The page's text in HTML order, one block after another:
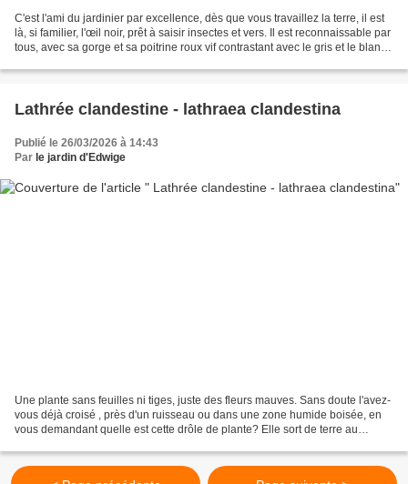
C'est l'ami du jardinier par excellence, dès que vous travaillez la terre, il est
là, si familier, l'œil noir, prêt à saisir insectes et vers. Il est reconnaissable par
tous, avec sa gorge et sa poitrine roux vif contrastant avec le gris et le blanc
Lathrée clandestine - lathraea clandestina
Publié le 26/03/2026 à 14:43
Par le jardin d'Edwige
Une plante sans feuilles ni tiges, juste des fleurs mauves. Sans doute l'avez-
vous déjà croisé , près d'un ruisseau ou dans une zone humide boisée, en
vous demandant quelle est cette drôle de plante? Elle sort de terre au